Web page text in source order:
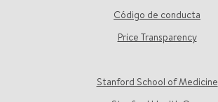
Código de conducta
Price Transparency
Stanford School of Medicine